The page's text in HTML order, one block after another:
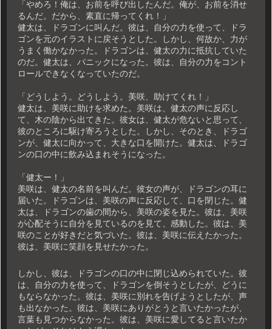
「やめろ！俺は、お前を呼び出したんだ。俺が、お前を消せ
るんだ。だから、素直に帰ってくれ！」
健太は、ドラゴンに叫んだ。彼は、自分の力を使って、ドラ
ゴンを元のイラストに戻そうとした。しかし、何故か、力が
うまく働かなかった。ドラゴンは、健太の力に抵抗していた
のだ。健太は、パニックになった。彼は、自分の力をコント
ロールできなくなっていたのだ。
「どうしよう。どうしよう。美咲、助けてくれ！」
健太は、美咲に助けを求めた。美咲は、健太の声に反応し
て、木の陰から出てきた。彼女は、健太が危ないと思って、
彼のところに駆け寄ろうとした。しかし、そのとき、ドラゴ
ンが、健太に向かって、大きな口を開けた。健太は、ドラゴ
ンの口の中に飲み込まれそうになった。
「健太ー！」
美咲は、健太の名前を叫んだ。彼女の声が、ドラゴンの耳に
届いた。ドラゴンは、美咲の声に反応して、口を閉じた。健
太は、ドラゴンの歯の間から、美咲の姿を見た。彼は、美咲
が心配そうに自分を見ているのを見て、感動した。彼は、美
咲のことが好きだと気づいた。彼は、美咲に伝えたかった。
彼は、美咲に笑顔を見せたかった。
しかし、彼は、ドラゴンの口の中に閉じ込められていた。彼
は、自分の力を使って、ドラゴンを倒そうとしたが、どうに
もならなかった。彼は、美咲に別れを告げようとしたが、声
も出なかった。彼は、美咲にありがとうと言いたかったが、
言葉も見つからなかった。彼は、美咲に愛してると言いたか